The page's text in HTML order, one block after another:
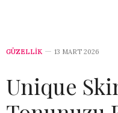
GÜZELLİK 13 MART 2026
Unique